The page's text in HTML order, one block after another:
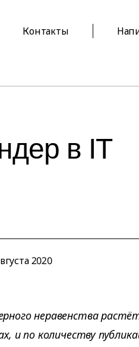
Контакты
в IT
2020
неравенства
и по количеству